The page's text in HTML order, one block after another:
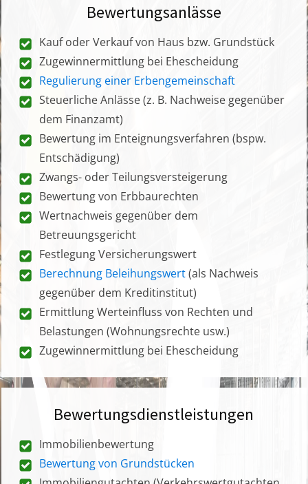
Bewertungsanlässe
Kauf oder Verkauf von Haus bzw. Grundstück
Zugewinnermittlung bei Ehescheidung
Regulierung einer Erbengemeinschaft
Steuerliche Anlässe (z. B. Nachweise gegenüber
dem Finanzamt)
Bewertung im Enteignungsverfahren (bspw.
Entschädigung)
Zwangs- oder Teilungsversteigerung
Bewertung von Erbbaurechten
Wertnachweis gegenüber dem
Betreuungsgericht
Festlegung Versicherungswert
Berechnung Beleihungswert(als Nachweis
gegenüber dem Kreditinstitut)
Ermittlung Werteinfluss von Rechten und
Belastungen (Wohnungsrechte usw.)
Zugewinnermittlung bei Ehescheidung
Bewertungsdienstleistungen
Immobilienbewertung
Bewertung von Grundstücken